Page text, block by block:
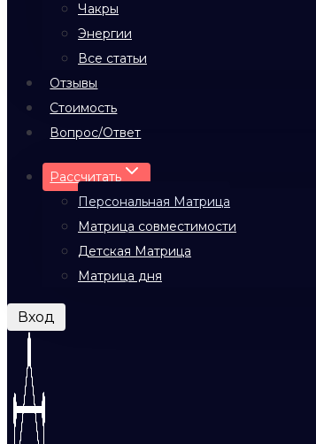
Чакры
Энергии
Все статьи
Отзывы
Стоимость
Вопрос/Ответ
Рассчитать
Персональная Матрица
Матрица совместимости
Детская Матрица
Матрица дня
Вход